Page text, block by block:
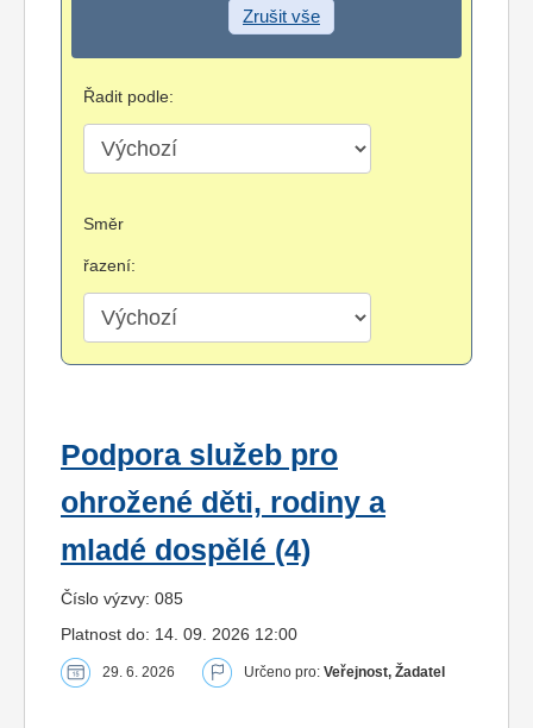
Zrušit vše
Řadit podle:
Směr
řazení:
Podpora služeb pro
ohrožené děti, rodiny a
mladé dospělé (4)
Číslo výzvy: 085
Platnost do: 14. 09. 2026 12:00
29. 6. 2026 Určeno pro: Veřejnost, Žadatel